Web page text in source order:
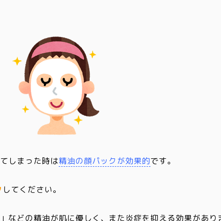
しまった時は精油の顔パックが効果的です。
してください。
」などの精油が肌に優しく、また炎症を抑える効果があり